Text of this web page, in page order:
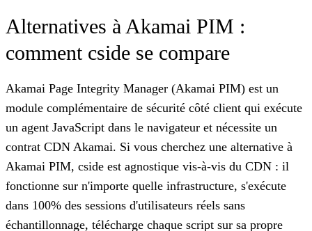
Alternatives à Akamai PIM :
comment cside se compare
Akamai Page Integrity Manager (Akamai PIM) est un
module complémentaire de sécurité côté client qui exécute
un agent JavaScript dans le navigateur et nécessite un
contrat CDN Akamai. Si vous cherchez une alternative à
Akamai PIM, cside est agnostique vis-à-vis du CDN : il
fonctionne sur n'importe quelle infrastructure, s'exécute
dans 100% des sessions d'utilisateurs réels sans
échantillonnage, télécharge chaque script sur sa propre